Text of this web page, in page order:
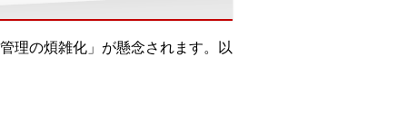
理の煩雑化」が懸念されます。以